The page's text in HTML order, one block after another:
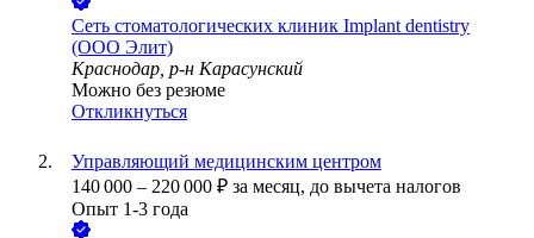
Сеть стоматологических клиник Implant dentistry
(ООО Элит)
Краснодар, р-н Карасунский
Можно без резюме
Откликнуться
Управляющий медицинским центром
140 000 – 220 000 ₽ за месяц, до вычета налогов
Опыт 1-3 года